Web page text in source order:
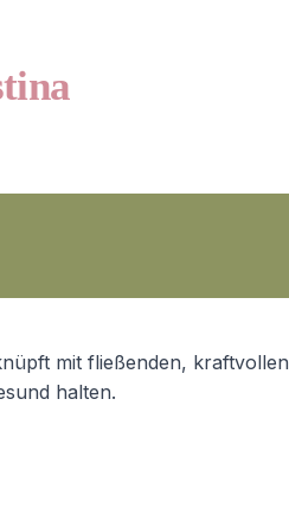
mit fließenden, kraftvollen
halten.